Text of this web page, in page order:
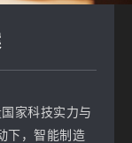
家科技实力与
下，智能制造